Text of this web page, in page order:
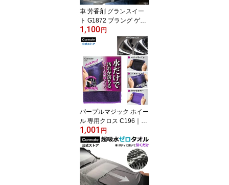
車 芳香剤 グランスイー
ト G1872 ブラング ゲル
NL 大容量160g 消臭剤配
合 約60日間持続 高級香
料を贅沢使用 固形タイプ
blang carmate
1,100 円
パープルマジック ホイー
ル 専用クロス C196｜水
洗いで汚れが落ちる ブレ
ーキダスト対応 マイクロ
ファイバー ホイール 洗
車用 30cm × 30cm 洗車
用品 掃除グッズ carmate
(R80)
1,001 円